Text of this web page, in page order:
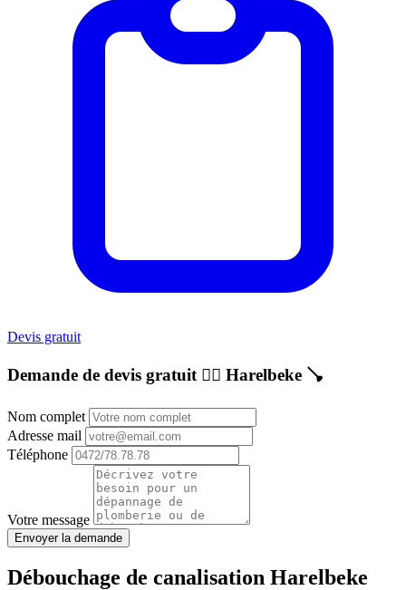
Devis gratuit
Demande de devis gratuit 👷‍♂️ Harelbeke 🪠
Nom complet
Adresse mail
Téléphone
Votre message
Envoyer la demande
Débouchage de canalisation Harelbeke